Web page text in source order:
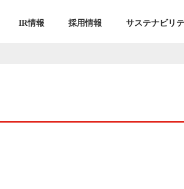
IR情報 採用情報 サステナビリ